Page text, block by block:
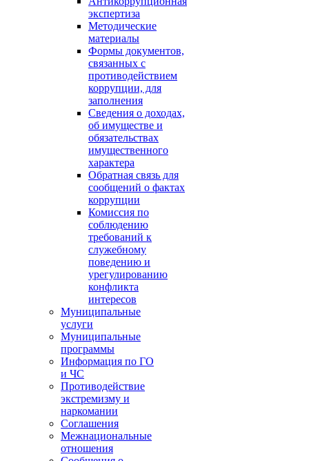
экспертиза
Методические
материалы
Формы документов,
связанных с
противодействием
коррупции, для
заполнения
Сведения о доходах,
об имуществе и
обязательствах
имущественного
характера
Обратная связь для
сообщений о фактах
коррупции
Комиссия по
соблюдению
требований к
служебному
поведению и
урегулированию
конфликта
интересов
Муниципальные
услуги
Муниципальные
программы
Информация по ГО
и ЧС
Противодействие
экстремизму и
наркомании
Соглашения
Межнациональные
отношения